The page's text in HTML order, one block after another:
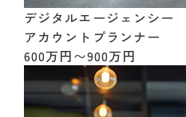
デジタルエージェンシー
アカウントプランナー
600万円〜900万円